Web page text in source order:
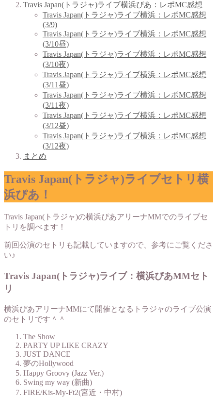
Travis Japan(トラジャ)ライブ横浜ぴあ：レポMC感想
Travis Japan(トラジャ)ライブ横浜：レポMC感想
(3/9)
Travis Japan(トラジャ)ライブ横浜：レポMC感想
(3/10昼)
Travis Japan(トラジャ)ライブ横浜：レポMC感想
(3/10夜)
Travis Japan(トラジャ)ライブ横浜：レポMC感想
(3/11昼)
Travis Japan(トラジャ)ライブ横浜：レポMC感想
(3/11夜)
Travis Japan(トラジャ)ライブ横浜：レポMC感想
(3/12昼)
Travis Japan(トラジャ)ライブ横浜：レポMC感想
(3/12夜)
まとめ
Travis Japan(トラジャ)ライブセトリ横
浜ぴあ！
Travis Japan(トラジャ)の横浜ぴあアリーナMMでのライブセ
トリを調べます！
前回公演のセトリも記載していますので、参考にご覧くださ
い♪
Travis Japan(トラジャ)ライブ：横浜ぴあMMセト
リ
横浜ぴあアリーナMMにて開催となるトラジャのライブ公演
のセトリです＾＾
The Show
PARTY UP LIKE CRAZY
JUST DANCE
夢のHollywood
Happy Groovy (Jazz Ver.)
Swing my way (新曲)
FIRE/Kis-My-Ft2(宮近・中村)